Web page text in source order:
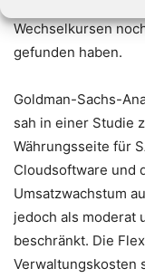
Wechselkursen
gefunden haben.
Goldman-Sachs-
sah in einer Studie
Währungsseite für
Cloudsoftware und
Umsatzwachstum
jedoch als moderat
beschränkt. Die
Verwaltungskosten